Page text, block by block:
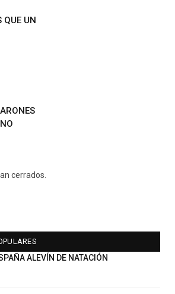
QUE UN
cerrados.
ALEVÍN DE NATACIÓN